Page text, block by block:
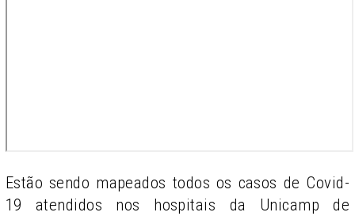
Estão sendo mapeados todos os casos de Covid-
19 atendidos nos hospitais da Unicamp de